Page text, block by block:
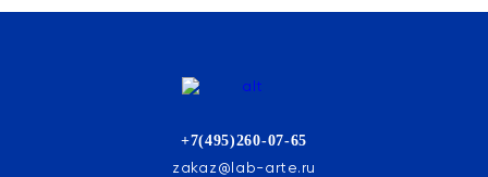
+7(495)260-07-65
zakaz@lab-arte.ru